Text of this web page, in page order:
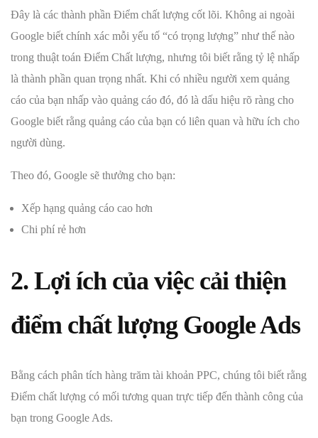
Đây là các thành phần Điểm chất lượng cốt lõi. Không ai ngoài
Google biết chính xác mỗi yếu tố “có trọng lượng” như thế nào
trong thuật toán Điểm Chất lượng, nhưng tôi biết rằng tỷ lệ nhấp
là thành phần quan trọng nhất. Khi có nhiều người xem quảng
cáo của bạn nhấp vào quảng cáo đó, đó là dấu hiệu rõ ràng cho
Google biết rằng quảng cáo của bạn có liên quan và hữu ích cho
người dùng.
Theo đó, Google sẽ thưởng cho bạn:
Xếp hạng quảng cáo cao hơn
Chi phí rẻ hơn
2. Lợi ích của việc cải thiện
điểm chất lượng Google Ads
Bằng cách phân tích hàng trăm tài khoản PPC, chúng tôi biết rằng
Điểm chất lượng có mối tương quan trực tiếp đến thành công của
bạn trong Google Ads.